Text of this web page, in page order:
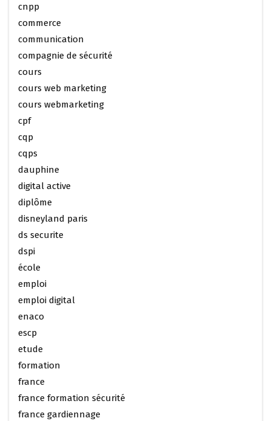
cnpp
commerce
communication
compagnie de sécurité
cours
cours web marketing
cours webmarketing
cpf
cqp
cqps
dauphine
digital active
diplôme
disneyland paris
ds securite
dspi
école
emploi
emploi digital
enaco
escp
etude
formation
france
france formation sécurité
france gardiennage